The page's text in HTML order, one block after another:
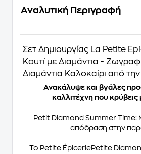
Αναλυτική Περιγραφή
Σετ Δημιουργίας La Petite
Κουτί με Διαμάντια -
Διαμάντια Καλοκαίρι από
Ανακάλυψε και βγάλες
καλλιτέχνη που κρύβεις
Petit Diamond Summer Time:
απόδραση στην
Το Petite ÉpiceriePetite